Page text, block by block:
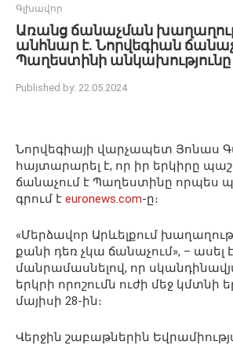
Գլխավոր
Առանց ճանաչման
անհնար է. Նորվեգիան
Պաղեստինի անկախությունը
Published by: 22.05.2024
Նորվեգիայի վարչապետ Յոնաս
հայտարարել է, որ իր երկիրը
ճանաչում է Պաղեստինը որպես
գրում է euronews.com-ը։
«Մերձավոր Արևելքում
քանի դեռ չկա ճանաչում», – ասել
մանրամասնելով, որ
երկրի որոշումն ուժի մեջ կմտնի
մայիսի 28-ին։
Վերջին շաբաթներին